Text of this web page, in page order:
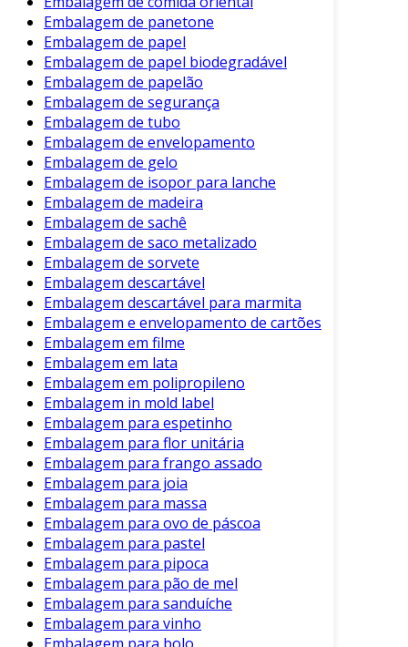
futuras gerações.
Embalagem de panetone
Embalagem de papel
Embalagem de papel biodegradável
Embalagem de papelão
Embalagem de segurança
Embalagem de tubo
Embalagem de envelopamento
Embalagem de gelo
Embalagem de isopor para lanche
Embalagem de madeira
Embalagem de sachê
Embalagem de saco metalizado
Embalagem de sorvete
Embalagem descartável
Embalagem descartável para marmita
Embalagem e envelopamento de cartões
Embalagem em filme
Embalagem em lata
Embalagem em polipropileno
Embalagem in mold label
Embalagem para espetinho
Embalagem para flor unitária
Embalagem para frango assado
Embalagem para joia
Embalagem para massa
Embalagem para ovo de páscoa
Embalagem para pastel
Embalagem para pipoca
Embalagem para pão de mel
Embalagem para sanduíche
Embalagem para vinho